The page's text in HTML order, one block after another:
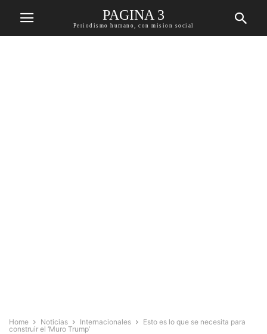
PAGINA 3
Periodismo humano, con mision social
Home Noticias Internacionales
Esto es lo que se necesita para
construir el ‘Muro Trump’